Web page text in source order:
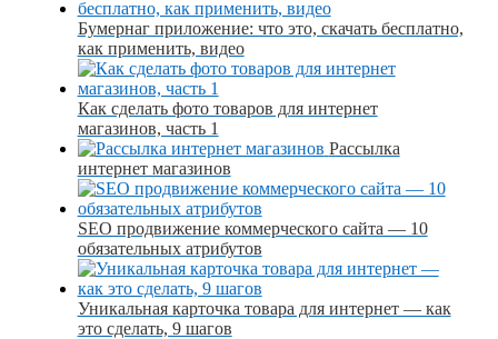
Бумернаг приложение: что это, скачать бесплатно,
как применить, видео
Как сделать фото товаров для интернет
магазинов, часть 1
Рассылка
интернет магазинов
SEO продвижение коммерческого сайта — 10
обязательных атрибутов
Уникальная карточка товара для интернет — как
это сделать, 9 шагов